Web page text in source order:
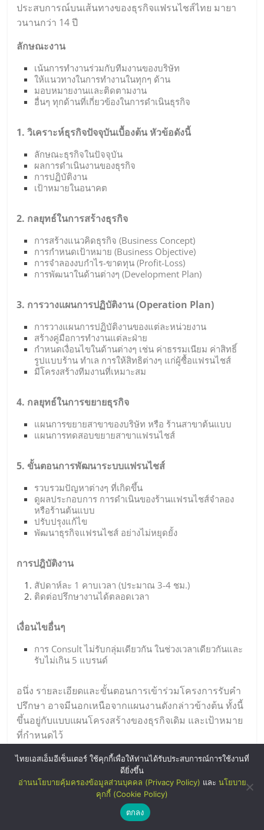
ประสบการณ์บนเส้นทางของธุรกิจแฟรนไชส์ไทย มายา
วนานกว่า 14 ปี
ลักษณะงาน
เน้นการทำงานร่วมกับทีมงานของบริษัท
ให้แนวทางในการทำงานในทุกๆ ด้าน
มอบหมายงานและติดตามงาน
อื่นๆ ทุกด้านที่เกี่ยวข้องในการดำเนินธุรกิจ
1. วิเคราะห์ธุรกิจปัจจุบันเบื้องต้น หัวข้อดังนี้
ลักษณะธุรกิจในปัจจุบัน
ผลการดำเนินงานของธุรกิจ
การปฏิบัติงาน
เป้าหมายในอนาคต
2. กลยุทธ์ในการสร้างธุรกิจ
การสร้างแนวคิดธุรกิจ (Business Concept)
การกำหนดเป้าหมาย (Business Objective)
การจำลองงบกำไร-ขาดทุน (Profit-Loss)
การพัฒนาในด้านต่างๆ (Development Plan)
3. การวางแผนการปฏิบัติงาน (Operation Plan)
การวางแผนการปฏิบัติงานของแต่ละหน่วยงาน
สร้างคู่มือการทำงานแต่ละฝ่าย
กำหนดเงื่อนไขในด้านต่างๆ เช่น ค่าธรรมเนียม ค่าสิทธิ์
รูปแบบร้าน ทำเล การให้สิทธิต่างๆ แก่ผู้ซื้อแฟรนไชส์
มีโครงสร้างทีมงานที่เหมาะสม
4. กลยุทธ์ในการขยายธุรกิจ
แผนการขยายสาขาของบริษัท หรือ ร้านสาขาต้นแบบ
แผนการทดสอบขยายสาขาแฟรนไชส์
5. ขั้นตอนการพัฒนาระบบแฟรนไชส์
รวบรวมปัญหาต่างๆ ที่เกิดขึ้น
ดูผลประกอบการ การดำเนินของร้านแฟรนไชส์จำลอง
หรือร้านต้นแบบ
ปรับปรุงแก้ไข
พัฒนาธุรกิจแฟรนไชส์ อย่างไม่หยุดยั้ง
การปฎิบัติงาน
สัปดาห์ละ 1 คาบเวลา (ประมาณ 3-4 ชม.)
ติดต่อปรึกษางานได้ตลอดเวลา
เงื่อนไขอื่นๆ
การ Consult ไม่รับกลุ่มเดียวกัน ในช่วงเวลาเดียวกันและ
รับไม่เกิน 5 แบรนด์
อนึ่ง รายละเอียดและขั้นตอนการเข้าร่วมโครงการรับคำ
ปรึกษา อาจมีนอกเหนือจากแผนงานดังกล่าวข้างต้น ทั้งนี้
ขึ้นอยู่กับแบบแผนโครงสร้างของธุรกิจเดิม และเป้าหมาย
ที่กำหนดไว้
สอบถามเพิ่มเติม โทร.02-1019187
ฝ่ายที่ปรึกษาโครงการ (ThaiFranchise
Consultancy
ไทยเอสเอ็มอีเซ็นเตอร์ ใช้คุกกี้เพื่อให้ท่านได้รับประสบการณ์การใช้งานที่
ดียิ่งขึ้น
อ่านนโยบายคุ้มครองข้อมูลส่วนบุคคล (Privacy Policy) และ นโยบาย
คุกกี้ (Cookie Policy)
ตกลง